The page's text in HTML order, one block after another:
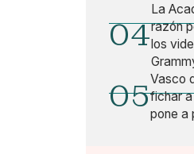
04
La
razón
los
05Vasco
fichar
pone a